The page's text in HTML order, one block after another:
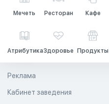
Мечеть Ресторан Кафе
АтрибутикаЗдоровье Продукты
Реклама
Кабинет заведения